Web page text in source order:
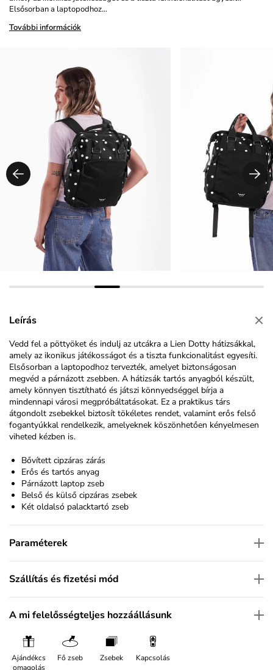
Elsősorban a laptopodhoz…
További információk
Leírás
Vedd fel a pöttyöket és indulj az utcákra a Lien Dotty hátizsákkal,
amely az ikonikus játékosságot és a tiszta funkcionalitást egyesíti.
Elsősorban a laptopodhoz tervezték, amelyet biztonságosan
megvéd a párnázott zsebben. A hátizsák tartós anyagból készült,
amely könnyen tisztítható és játszi könnyedséggel bírja a
mindennapi városi megpróbáltatásokat. Ez a praktikus társ
átgondolt zsebekkel biztosít tökéletes rendet, valamint erős felső
fogantyúkkal rendelkezik, amelyeknek köszönhetően kényelmesen
viheted kézben is.
Bővített cipzáras zárás
Erős és tartós anyag
Párnázott laptop zseb
Belső és külső cipzáras zsebek
Két oldalsó palacktartó zseb
Paraméterek
Szállítás és fizetési mód
A mi felelősségteljes hozzáállásunk
Ajándékcs
omagolás
Fő zseb Zsebek Kapcsolás